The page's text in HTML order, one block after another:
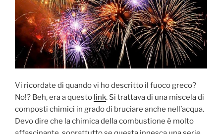
Vi ricordate di quando vi ho descritto il fuoco greco?
No!? Beh, era a questo link. Si trattava di una miscela di
composti chimici in grado di bruciare anche nell’acqua.
Devo dire che la chimica della combustione è molto